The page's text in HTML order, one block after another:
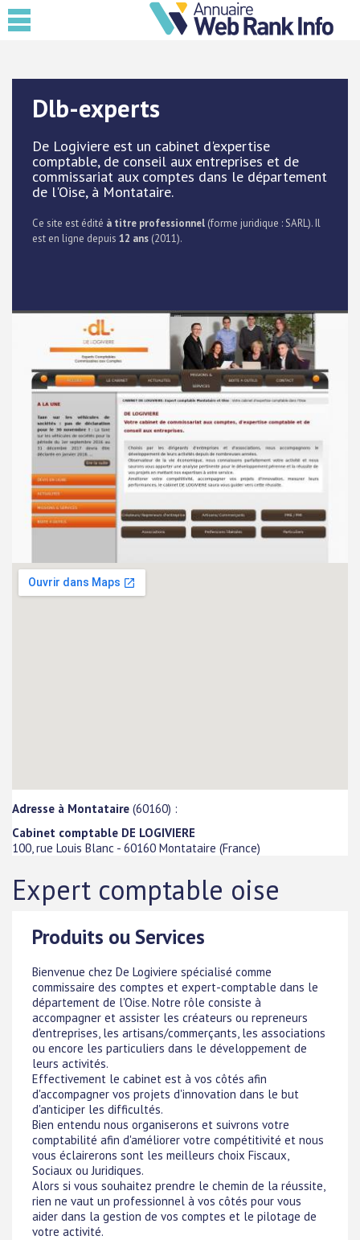
Dlb-experts
De Logiviere est un cabinet d'expertise
comptable, de conseil aux entreprises et de
commissariat aux comptes dans le département
de l'Oise, à Montataire.
Ce site est édité à titre professionnel (forme juridique : SARL). Il
est en ligne depuis 12 ans (2011).
Adresse à Montataire (60160) :
Cabinet comptable DE LOGIVIERE
100, rue Louis Blanc - 60160 Montataire (France)
Expert comptable oise
Produits ou Services
Bienvenue chez De Logiviere spécialisé comme
commissaire des comptes et expert-comptable dans le
département de l'Oise. Notre rôle consiste à
accompagner et assister les créateurs ou repreneurs
d'entreprises, les artisans/commerçants, les associations
ou encore les particuliers dans le développement de
leurs activités.
Effectivement le cabinet est à vos côtés afin
d'accompagner vos projets d'innovation dans le but
d'anticiper les difficultés.
Bien entendu nous organiserons et suivrons votre
comptabilité afin d'améliorer votre compétitivité et nous
vous éclairerons sont les meilleurs choix Fiscaux,
Sociaux ou Juridiques.
Alors si vous souhaitez prendre le chemin de la réussite,
rien ne vaut un professionnel à vos côtés pour vous
aider dans la gestion de vos comptes et le pilotage de
votre activité.